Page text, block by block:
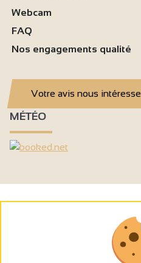
Webcam
FAQ
Nos engagements qualité
Votre avis nous intéresse
MÉTÉO